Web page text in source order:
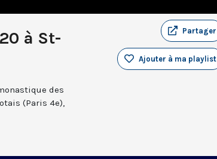
à St-
Partager
Ajouter à ma playlist
des
(Paris 4e),